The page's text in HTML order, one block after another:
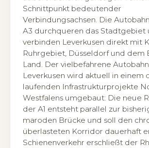
Schnittpunkt bedeutender
Verbindungsachsen. Die
A3 durchqueren das Stadtgebiet
verbinden Leverkusen direkt mit
Ruhrgebiet, Düsseldorf und dem
Land. Der vielbefahrene
Leverkusen wird aktuell in einem
laufenden Infrastrukturprojekte
Westfalens umgebaut: Die neue
der A1 entsteht parallel zur
maroden Brücke und soll den
überlasteten Korridor dauerhaft
Schienenverkehr erschließt der